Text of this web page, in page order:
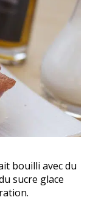
bouilli avec du
sucre glace